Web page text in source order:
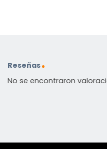
Reseñas
No se encontraron